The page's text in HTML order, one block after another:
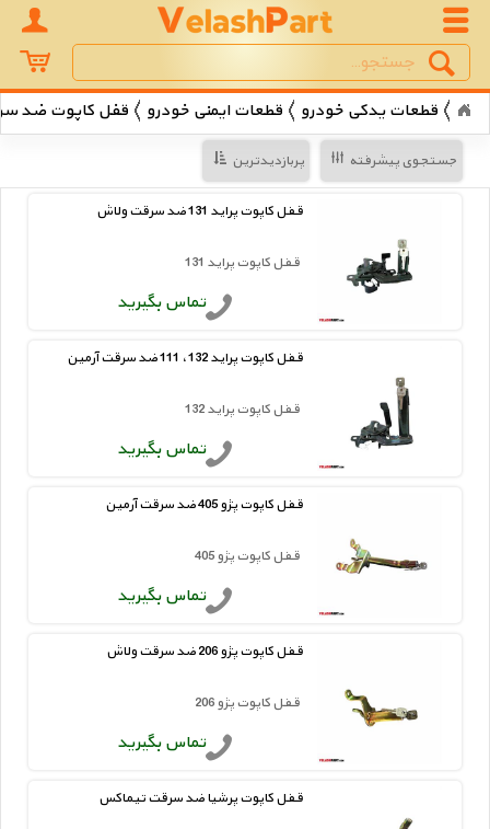
قطعات یدکی خودرو قطعات ایمنی خودرو قفل کاپوت ضد
جستجوی پیشرفته پربازدیدترین
قفل کاپوت پراید 131 ضد سرقت ولاش
قفل کاپوت پراید 131
تماس بگیرید
قفل کاپوت پراید 132 ، 111 ضد سرقت آرمین
قفل کاپوت پراید 132
تماس بگیرید
قفل کاپوت پژو 405 ضد سرقت آرمین
قفل کاپوت پژو 405
تماس بگیرید
قفل کاپوت پژو 206 ضد سرقت ولاش
قفل کاپوت پژو 206
تماس بگیرید
قفل کاپوت پرشیا ضد سرقت تیماکس
Search
جستجو